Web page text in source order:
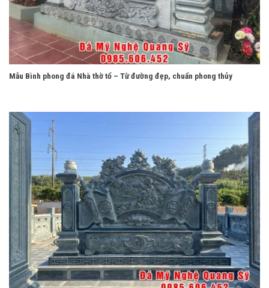
Mẫu Bình phong đá Nhà thờ tổ – Từ đường đẹp, chuẩn phong thủy